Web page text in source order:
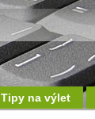
Tipy na výlet